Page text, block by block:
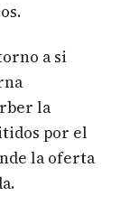
a si
la
por el
la oferta